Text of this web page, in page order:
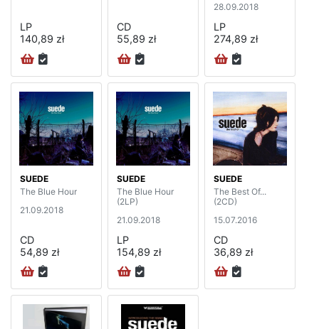
LP
140,89 zł
CD
55,89 zł
28.09.2018
LP
274,89 zł
SUEDE
The Blue Hour
21.09.2018
CD
54,89 zł
SUEDE
The Blue Hour
(2LP)
21.09.2018
LP
154,89 zł
SUEDE
The Best Of...
(2CD)
15.07.2016
CD
36,89 zł